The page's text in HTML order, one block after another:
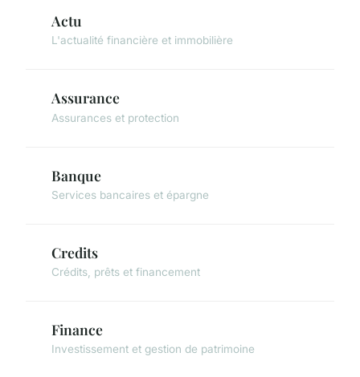
Actu
L'actualité financière et immobilière
Assurance
Assurances et protection
Banque
Services bancaires et épargne
Credits
Crédits, prêts et financement
Finance
Investissement et gestion de patrimoine